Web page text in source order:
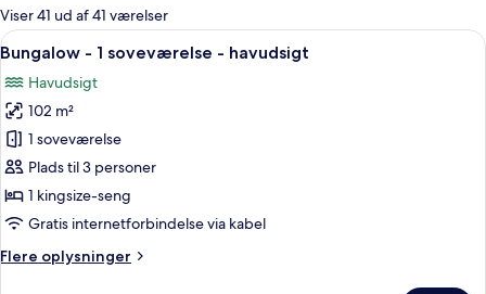
for
værelser
Viser 41 ud af 41 værelser
Indlæs
alle
billeder
af
Bungalow
-
1
soveværelse
havudsigt
En stue med pejs, loftventilator,
6
Bungalow - 1 soveværelse - havudsigt
Havudsigt
102 m²
1 soveværelse
Plads til 3 personer
1 kingsize-seng
Gratis internetforbindelse via kabel
Flere oplysninger
Flere